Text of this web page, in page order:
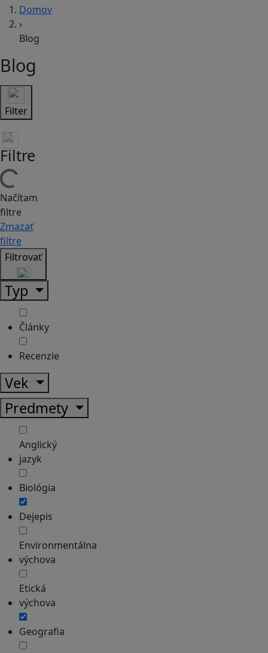
Domov
›
Blog
Blog
Filter
Filtre
Načítam
filtre
Zmazať
filtre
Filtrovať
Typ
Články
Recenzie
Vek
Predmety
Anglický
jazyk
Biológia
Dejepis
Environmentálna
výchova
Etická
výchova
Geografia